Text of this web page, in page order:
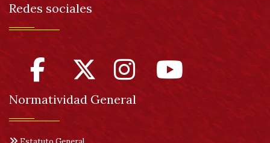
Redes sociales
Normatividad General